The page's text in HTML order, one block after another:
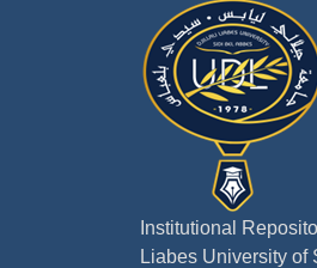
Institutional
Liabes University of